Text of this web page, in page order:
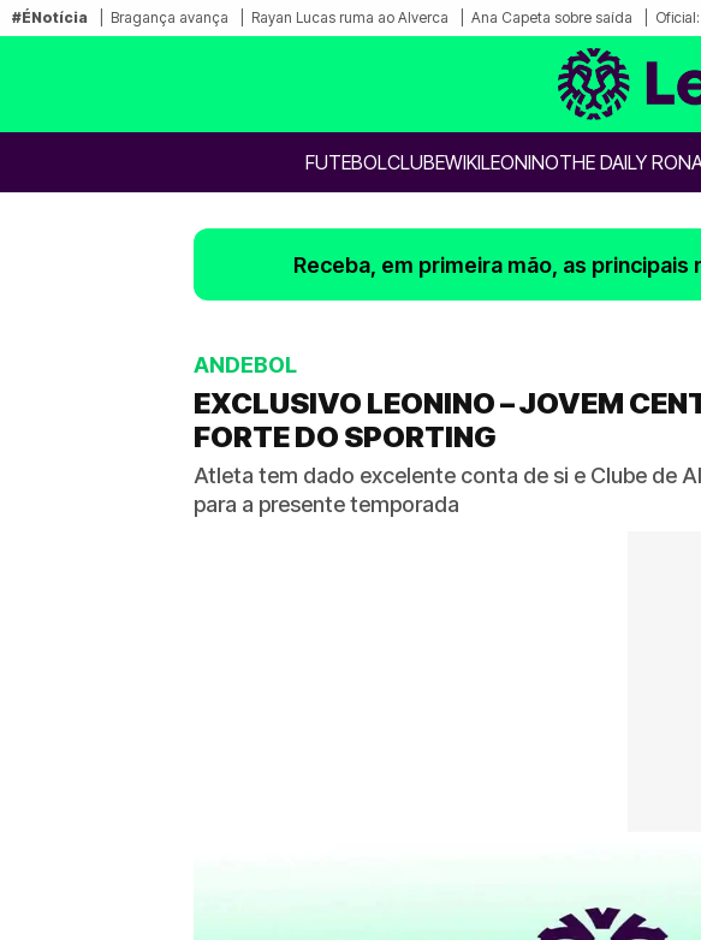
#ÉNotícia Bragança avança Rayan Lucas ruma ao Alverca Ana Capeta sobre saída
FUTEBOLCLUBEWIKILEONINOTHE DAILY
Receba, em primeira mão, as
ANDEBOL
EXCLUSIVO LEONINO – JOVEM
FORTE DO SPORTING
Atleta tem dado excelente conta de si e Clube de
para a presente temporada